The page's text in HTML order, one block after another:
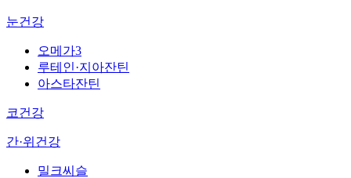
눈건강
오메가3
루테인·지아잔틴
아스타잔틴
코건강
간·위건강
밀크씨슬